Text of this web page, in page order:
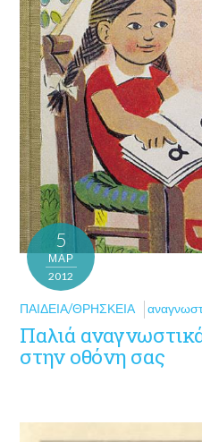
5
ΜΑΡ
2012
ΠΑΙΔΕΊΑ/ΘΡΗΣΚΕΊΑ
Παλιά
στην οθόνη σας